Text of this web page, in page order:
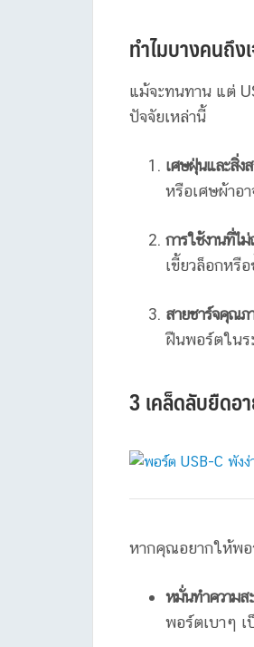
ทำไมบางคนถึ
แม้จะทนทาน แต่
ปัจจัยเหล่านี้
เศษฝุ่นและสิ่ง
หรือเศษผ้าอ
การใช้งานที่ไ
เขี้ยวล็อกหรื
สายชาร์จคุณภ
ฝืนพอร์ตในร
3 เคล็ดลับยืดอ
หากคุณอยากให้พอ
หมั่นทำความส
พอร์ตเบาๆ เ